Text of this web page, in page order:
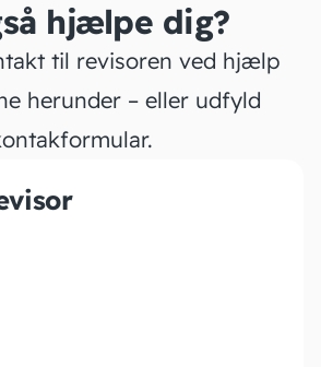
hjælpe dig?
til revisoren ved hjælp
herunder – eller udfyld